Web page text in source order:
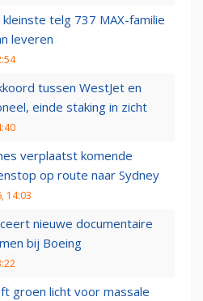
telg 737 MAX-familie
leveren
tussen WestJet en
einde staking in zicht
verplaatst komende
op route naar Sydney
14:03
nieuwe documentaire
bij Boeing
groen licht voor massale